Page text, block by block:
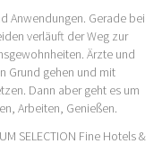
Anwendungen. Gerade bei
verläuft der Weg zur
Ärzte und
Grund gehen und mit
Dann aber geht es um
Arbeiten, Genießen.
SELECTION Fine Hotels &